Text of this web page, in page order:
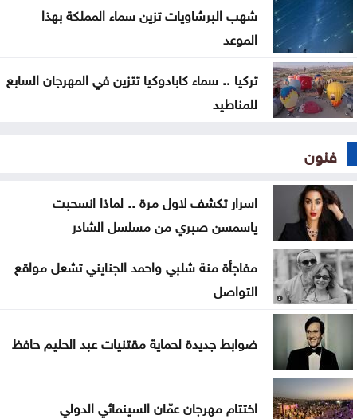
شهب البرشاويات تزين سماء المملكة بهذا
الموعد
تركيا .. سماء كابادوكيا تتزين في المهرجان السابع
للمناطيد
فنون
اسرار تكشف لاول مرة .. لماذا انسحبت
ياسمسن صبري من مسلسل الشادر
مفاجأة منة شلبي واحمد الجنايني تشعل مواقع
التواصل
ضوابط جديدة لحماية مقتنيات عبد الحليم حافظ
اختتام مهرجان عمّان السينمائي الدولي